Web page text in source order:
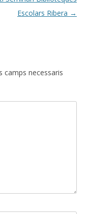
Escolars Ribera →
camps necessaris